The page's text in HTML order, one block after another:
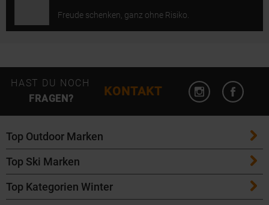
Freude schenken, ganz ohne Risiko.
HAST DU NOCH
FRAGEN?
KONTAKT
Instagram
Top Outdoor Marken
Patagonia
Maloja
Top Ski Marken
ATK Bindungen
Top Kategorien Winter